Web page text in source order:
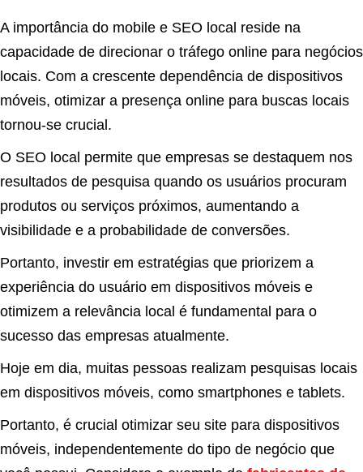
A importância do mobile e SEO local reside na
capacidade de direcionar o tráfego online para negócios
locais. Com a crescente dependência de dispositivos
móveis, otimizar a presença online para buscas locais
tornou-se crucial.
O SEO local permite que empresas se destaquem nos
resultados de pesquisa quando os usuários procuram
produtos ou serviços próximos, aumentando a
visibilidade e a probabilidade de conversões.
Portanto, investir em estratégias que priorizem a
experiência do usuário em dispositivos móveis e
otimizem a relevância local é fundamental para o
sucesso das empresas atualmente.
Hoje em dia, muitas pessoas realizam pesquisas locais
em dispositivos móveis, como smartphones e tablets.
Portanto, é crucial otimizar seu site para dispositivos
móveis, independentemente do tipo de negócio que